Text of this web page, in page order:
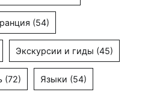
(54)
Экскурсии и гиды (45)
(72) Языки (54)